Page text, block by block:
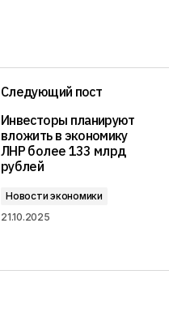
Следующий пост
Инвесторы планируют
вложить в экономику
ЛНР более 133 млрд
рублей
Новости экономики
21.10.2025